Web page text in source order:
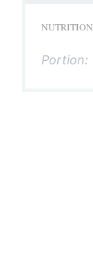
NUTRITION
Portion: